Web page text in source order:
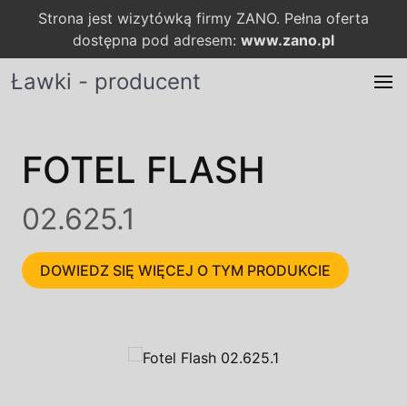
Strona jest wizytówką firmy ZANO. Pełna oferta
dostępna pod adresem: www.zano.pl
Ławki - producent
FOTEL FLASH
02.625.1
DOWIEDZ SIĘ WIĘCEJ O TYM PRODUKCIE